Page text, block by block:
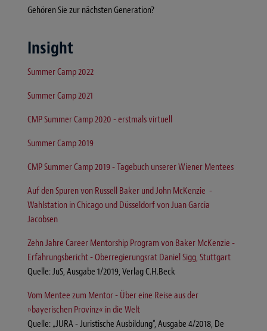
Gehören Sie zur nächsten Generation?
Insight
Summer Camp 2022
Summer Camp 2021
CMP Summer Camp 2020 - erstmals virtuell
Summer Camp 2019
CMP Summer Camp 2019 - Tagebuch unserer Wiener Mentees
Auf den Spuren von Russell Baker und John McKenzie -
Wahlstation in Chicago und Düsseldorf von Juan Garcia
Jacobsen
Zehn Jahre Career Mentorship Program von Baker McKenzie -
Erfahrungsbericht - Oberregierungsrat Daniel Sigg, Stuttgart
Quelle: JuS, Ausgabe 1/2019, Verlag C.H.Beck
Vom Mentee zum Mentor - Über eine Reise aus der
»bayerischen Provinz« in die Welt
Quelle: „JURA - Juristische Ausbildung“, Ausgabe 4/2018, De